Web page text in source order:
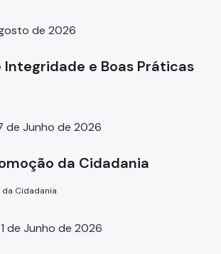
de 2026
Integridade e Boas Práticas
de Junho de 2026
da Cidadania
Cidadania
de Junho de 2026